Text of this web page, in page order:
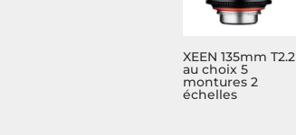
XEEN 135mm T2.2
au choix 5
montures 2
échelles